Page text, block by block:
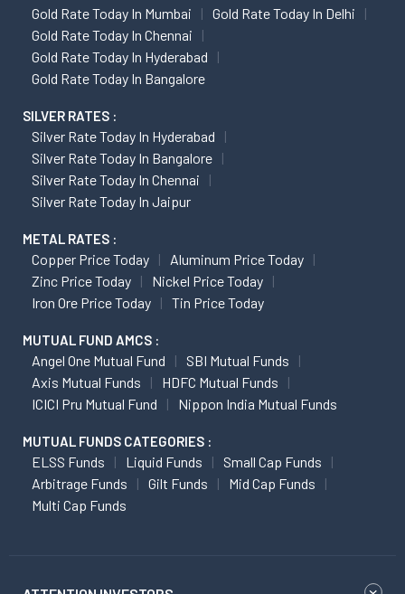
Gold Rate Today In Mumbai
Gold Rate Today In Delhi
Gold Rate Today In Chennai
Gold Rate Today In Hyderabad
Gold Rate Today In Bangalore
SILVER RATES :
Silver Rate Today In Hyderabad
Silver Rate Today In Bangalore
Silver Rate Today In Chennai
Silver Rate Today In Jaipur
METAL RATES :
Copper Price Today
Aluminum Price Today
Zinc Price Today
Nickel Price Today
Iron Ore Price Today
Tin Price Today
MUTUAL FUND AMCS :
Angel One Mutual Fund
SBI Mutual Funds
Axis Mutual Funds
HDFC Mutual Funds
ICICI Pru Mutual Fund
Nippon India Mutual Funds
MUTUAL FUNDS CATEGORIES :
ELSS Funds Liquid Funds
Small Cap Funds
Arbitrage Funds
Gilt Funds
Mid Cap Funds
Multi Cap Funds